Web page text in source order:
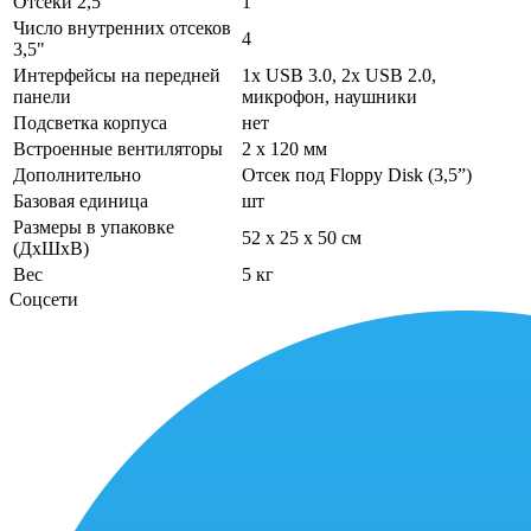
Число внутренних отсеков
3,5"
4
Интерфейсы на передней
панели
1x USB 3.0, 2x USB 2.0,
микрофон, наушники
Подсветка корпуса
нет
Встроенные вентиляторы
2 x 120 мм
Дополнительно
Отсек под Floppy Disk (3,5”)
Базовая единица
шт
Размеры в упаковке
(ДхШхВ)
52 x 25 x 50 см
Вес
5 кг
Соцсети